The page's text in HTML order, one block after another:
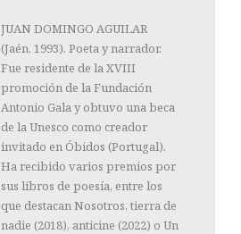
JUAN DOMINGO AGUILAR
(Jaén, 1993). Poeta y narrador.
Fue residente de la XVIII
promoción de la Fundación
Antonio Gala y obtuvo una beca
de la Unesco como creador
invitado en Óbidos (Portugal).
Ha recibido varios premios por
sus libros de poesía, entre los
que destacan Nosotros, tierra de
nadie (2018), anticine (2022) o Un